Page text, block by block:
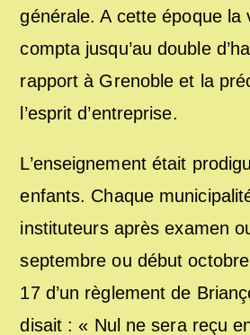
générale. A cette époque la
compta jusqu’au double
rapport à Grenoble et la
l’esprit d’entreprise.
L’enseignement était
enfants. Chaque
instituteurs après examen
septembre ou début
17 d’un règlement de
disait : « Nul ne sera reçu